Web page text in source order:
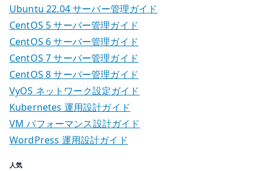
Ubuntu 22.04 サーバー管理ガイド
CentOS 5 サーバー管理ガイド
CentOS 6 サーバー管理ガイド
CentOS 7 サーバー管理ガイド
CentOS 8 サーバー管理ガイド
VyOS ネットワーク設定ガイド
Kubernetes 運用設計ガイド
VM パフォーマンス設計ガイド
WordPress 運用設計ガイド
人気